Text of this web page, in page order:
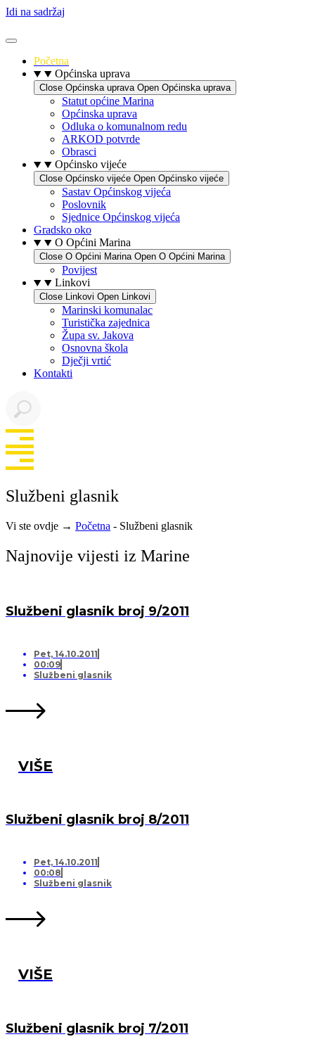
Idi na sadržaj
Početna
Općinska uprava
Close Općinska uprava Open Općinska uprava
Statut općine Marina
Općinska uprava
Odluka o komunalnom redu
ARKOD potvrde
Obrasci
Općinsko vijeće
Close Općinsko vijeće Open Općinsko vijeće
Sastav Općinskog vijeća
Poslovnik
Sjednice Općinskog vijeća
Gradsko oko
O Općini Marina
Close O Općini Marina Open O Općini Marina
Povijest
Linkovi
Close Linkovi Open Linkovi
Marinski komunalac
Turistička zajednica
Župa sv. Jakova
Osnovna škola
Dječji vrtić
Kontakti
Službeni glasnik
Vi ste ovdje → Početna - Službeni glasnik
Najnovije vijesti iz Marine
Službeni glasnik broj 9/2011
Pet, 14.10.2011
00:09
Službeni glasnik
VIŠE
Službeni glasnik broj 8/2011
Pet, 14.10.2011
00:08
Službeni glasnik
VIŠE
Službeni glasnik broj 7/2011